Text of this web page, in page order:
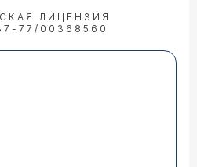
ЛИЦЕНЗИЯ
77/00368560